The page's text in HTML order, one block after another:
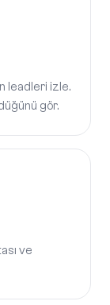
leadleri izle.
gör.
ve